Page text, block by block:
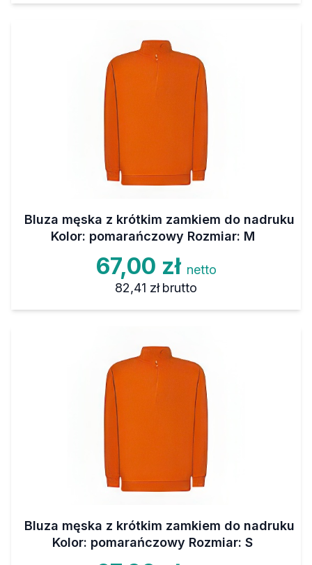
Bluza męska z krótkim zamkiem do nadruku
Kolor: pomarańczowy Rozmiar: M
67,00 zł netto
82,41 zł brutto
Bluza męska z krótkim zamkiem do nadruku
Kolor: pomarańczowy Rozmiar: S